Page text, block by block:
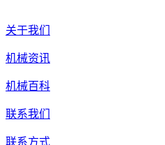
关于我们
机械资讯
机械百科
联系我们
联系方式